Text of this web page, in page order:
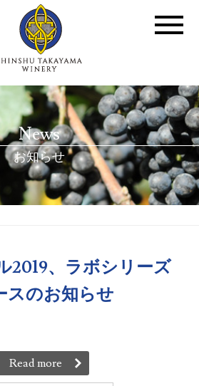
News
お知らせ
2019、ラボシリーズ
スのお知らせ
Read more